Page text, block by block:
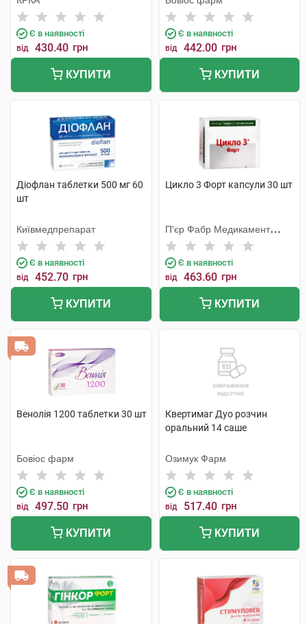
Є в наявності
від 430.40 грн
КУПИТИ
Є в наявності
від 442.00 грн
КУПИТИ
Діофлан таблетки 500 мг 60
шт
Київмедпрепарат
Є в наявності
від 452.70 грн
КУПИТИ
Цикло 3 Форт капсули 30 шт
П'єр Фабр Медикамент
Продакшн
Є в наявності
від 463.60 грн
КУПИТИ
Венолія 1200 таблетки 30 шт
Бовіос фарм
Є в наявності
від 497.50 грн
КУПИТИ
Квертимаг Дуо розчин
оральний 14 саше
Озимук Фарм
Є в наявності
від 517.40 грн
КУПИТИ